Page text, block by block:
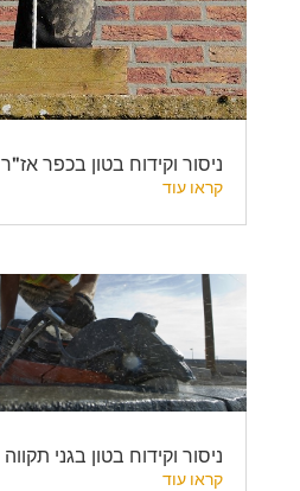
ניסור וקידוח בטון בכפר אז"ר
קראו עוד
ניסור וקידוח בטון בגני תקווה
קראו עוד